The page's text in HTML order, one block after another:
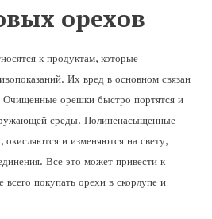
орехов
к продуктам, которые
Их вред в основном связан
Очищенные орешки быстро портятся и
среды. Полиненасыщенные
и изменяются на свету,
Все это может привести к
покупать орехи в скорлупе и